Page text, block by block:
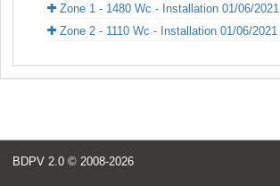
Zone 1 - 1480 Wc - Installation 01/06/2021
Zone 2 - 1110 Wc - Installation 01/06/2021
BDPV 2.0 © 2008-2026